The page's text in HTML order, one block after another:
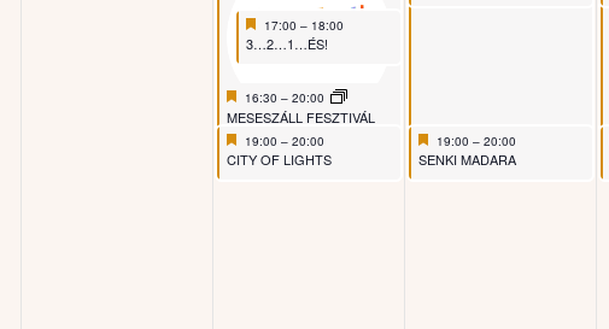
Featured
June 25, 2026
16:30–20:00
Featured
MESESZÁLL FESZTIVÁL
Featured
June 25, 2026
17:00 – 18:00
Featured
3…2…1…ÉS!
Featured
June 25, 2026
19:00–20:00
Featured
CITY OF LIGHTS
Featured
June 26, 2026
19:00 – 20:00
Featured
SENKI MADARA